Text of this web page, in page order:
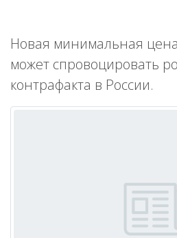
Новая минимальная
может спровоцировать
контрафакта в России.